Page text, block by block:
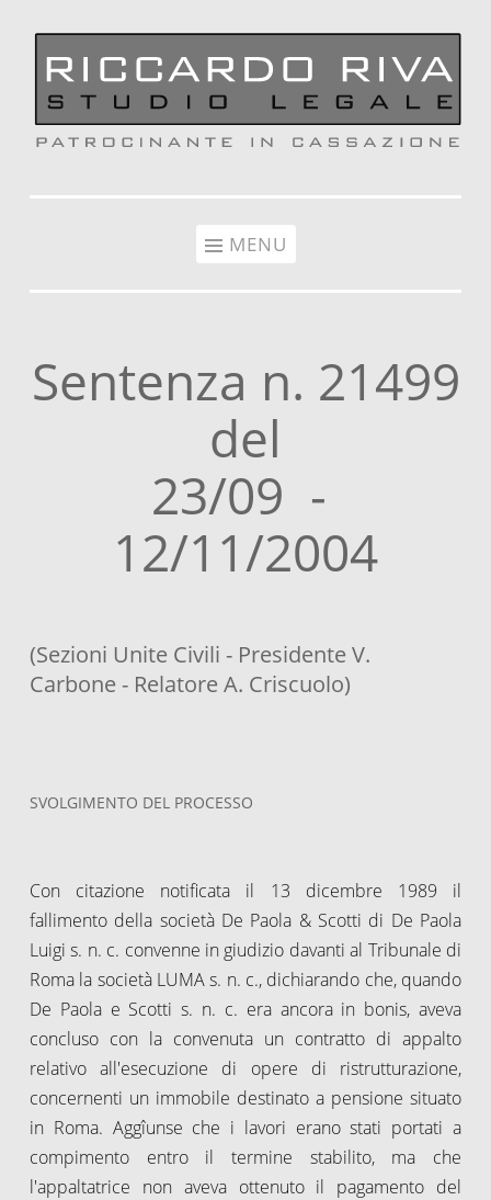
MENU
Sentenza n. 21499
del
23/09 -
12/11/2004
(Sezioni Unite Civili - Presidente V.
Carbone - Relatore A. Criscuolo)
SVOLGIMENTO DEL PROCESSO
Con citazione notificata il 13 dicembre 1989 il
fallimento della società De Paola & Scotti di De Paola
Luigi s. n. c. convenne in giudizio davanti al Tribunale di
Roma la società LUMA s. n. c., dichiarando che, quando
De Paola e Scotti s. n. c. era ancora in bonis, aveva
concluso con la convenuta un contratto di appalto
relativo all'esecuzione di opere di ristrutturazione,
concernenti un immobile destinato a pensione situato
in Roma. Aggîunse che i lavori erano stati portati a
compimento entro il termine stabilito, ma che
l'appaltatrice non aveva ottenuto il pagamento del